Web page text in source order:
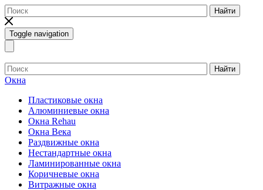
Найти
Toggle navigation
Найти
Окна
Пластиковые окна
Алюминиевые окна
Окна Rehau
Окна Века
Раздвижные окна
Нестандартные окна
Ламинированные окна
Коричневые окна
Витражные окна